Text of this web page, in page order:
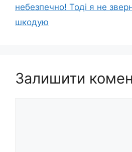
небезпечно! Тоді я не
шкодую
Залишити